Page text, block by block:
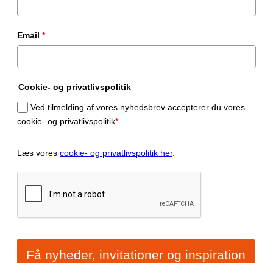
Email *
Cookie- og privatlivspolitik
Ved tilmelding af vores nyhedsbrev accepterer du vores
cookie- og privatlivspolitik*
Læs vores cookie- og privatlivspolitik her.
Få nyheder, invitationer og inspiration